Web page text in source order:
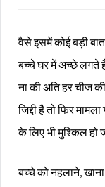
वैसे इसमें कोई बड़ी बात
बच्चे घर में अच्छे लगते
ना की अति हर चीज
जिद्दी है तो फिर
के लिए भी मुश्किल हो
बच्चे को नहलाने,